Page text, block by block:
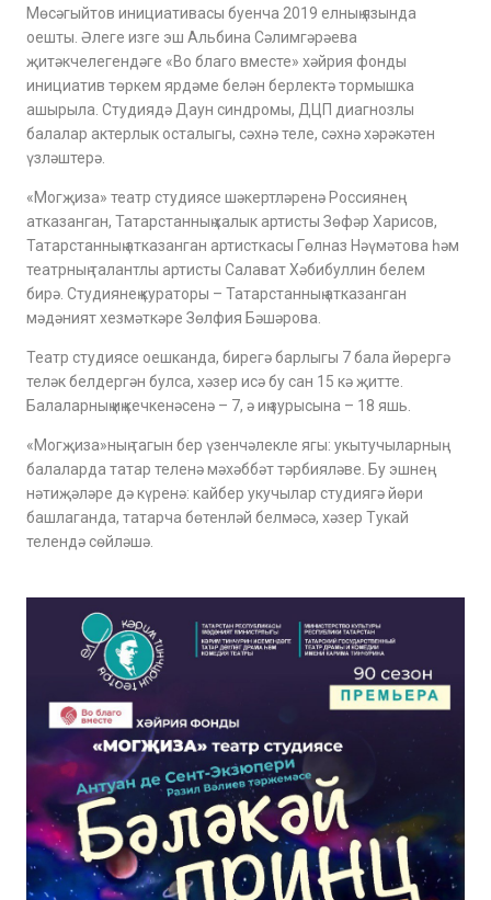
Мөсәгыйтов инициативасы буенча 2019 елның язында
оешты. Әлеге изге эш Альбина Сәлимгәрәева
җитәкчелегендәге «Во благо вместе» хәйрия фонды
инициатив төркем ярдәме белән берлектә тормышка
ашырыла. Студиядә Даун синдромы, ДЦП диагнозлы
балалар актерлык осталыгы, сәхнә теле, сәхнә хәрәкәтен
үзләштерә.
«Могҗиза» театр студиясе шәкертләренә Россиянең
атказанган, Татарстанның халык артисты Зөфәр Харисов,
Татарстанның атказанган артисткасы Гөлназ Нәүмәтова һәм
театрның талантлы артисты Салават Хәбибуллин белем
бирә. Студиянең кураторы – Татарстанның атказанган
мәдәният хезмәткәре Зөлфия Бәшәрова.
Театр студиясе оешканда, бирегә барлыгы 7 бала йөрергә
теләк белдергән булса, хәзер исә бу сан 15 кә җитте.
Балаларның иң кечкенәсенә – 7, ә иң зурысына – 18 яшь.
«Могҗиза»ның тагын бер үзенчәлекле ягы: укытучыларның
балаларда татар теленә мәхәббәт тәрбияләве. Бу эшнең
нәтиҗәләре дә күренә: кайбер укучылар студиягә йөри
башлаганда, татарча бөтенләй белмәсә, хәзер Тукай
телендә сөйләшә.